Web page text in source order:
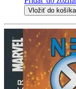
Vložiť do košíka